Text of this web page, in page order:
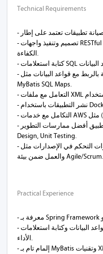
Technical Requirements
- تطوير وصيانة تطبيقات تعتمد على إطار Spring Boot.
- تصميم وتنفيذ واجهات RESTful وخدمات Microservices عالية
الكفاءة.
- كتابة استعلامات SQL متقدمة والتعامل مع قواعد البيانات.
- استخدام أطر العمل الخاصة بالربط مع قواعد البيانات مثل JPA &
MyBatis SQL Maps.
- التعامل مع ملفات XML وتحويل البيانات باستخدام XSLT و XSL-FO.
- نشر التطبيقات باستخدام Docker.
- التكامل مع خدمات AWS مثل (Lambda, S3, SQS).
- تطبيق أفضل ممارسات التطوير: Clean Code, Refactoring, OOP
Design, Unit Testing.
- التعاون مع الفرق الفنية عبر أدوات التحكم في الإصدارات مثل Git،
والعمل ضمن بيئة Agile/Scrum.
Practical Experience
- معرفة بـ Spring Framework و Spring Boot
- خبرة في التعامل مع قواعد البيانات وكتابة استعلامات SQL وتحسين
الأداء.
- إلمام تام بـ MyBatis وتقنيات XML/XSLT/XSL-FO.